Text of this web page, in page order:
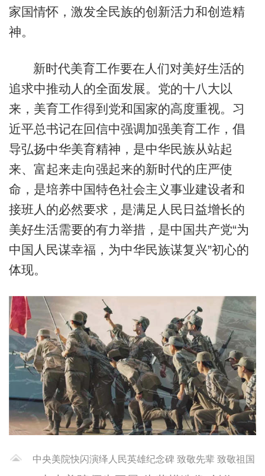
家国情怀，激发全民族的创新活力和创造精
神。
新时代美育工作要在人们对美好生活的
追求中推动人的全面发展。党的十八大以
来，美育工作得到党和国家的高度重视。习
近平总书记在回信中强调加强美育工作，倡
导弘扬中华美育精神，是中华民族从站起
来、富起来走向强起来的新时代的庄严使
命，是培养中国特色社会主义事业建设者和
接班人的必然要求，是满足人民日益增长的
美好生活需要的有力举措，是中国共产党“为
中国人民谋幸福，为中华民族谋复兴”初心的
体现。
中央美院快闪演绎人民英雄纪念碑 致敬先辈 致敬祖国